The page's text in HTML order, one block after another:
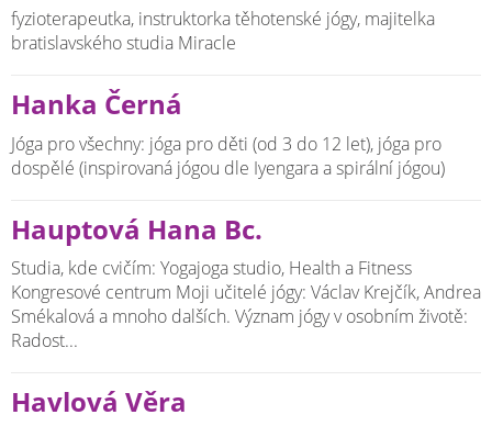
fyzioterapeutka, instruktorka těhotenské jógy, majitelka
bratislavského studia Miracle
Hanka Černá
Jóga pro všechny: jóga pro děti (od 3 do 12 let), jóga pro
dospělé (inspirovaná jógou dle Iyengara a spirální jógou)
Hauptová Hana Bc.
Studia, kde cvičím: Yogajoga studio, Health a Fitness
Kongresové centrum Moji učitelé jógy: Václav Krejčík, Andrea
Smékalová a mnoho dalších. Význam jógy v osobním životě:
Radost...
Havlová Věra